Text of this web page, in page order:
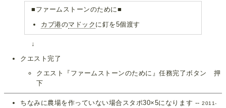
■ファームストーンのために■
カブ港のマドック に釘を5個渡す
↓
クエスト完了
クエスト『ファームストーンのために』任務完了ボタン 押
下
ちなみに農場を作っていない場合スタポ30×5になります --2011-